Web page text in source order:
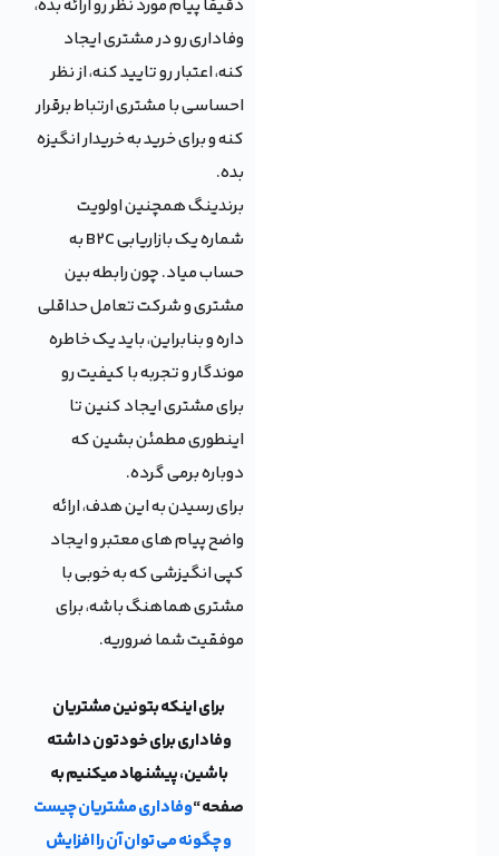
دقیقا پیام مورد نظر رو ارائه بده،
وفاداری رو در مشتری ایجاد
کنه، اعتبار رو تایید کنه، از نظر
احساسی با مشتری ارتباط برقرار
کنه و برای خرید به خریدار انگیزه
بده.
برندینگ همچنین اولویت
شماره یک بازاریابی B2C به
حساب میاد. چون رابطه بین
مشتری و شرکت تعامل حداقلی
داره و بنابراین، باید یک خاطره
موندگار و تجربه با کیفیت رو
برای مشتری ایجاد کنین تا
اینطوری مطمئن بشین که
دوباره برمی گرده.
برای رسیدن به این هدف، ارائه
واضح پیام های معتبر و ایجاد
کپی انگیزشی که به خوبی با
مشتری هماهنگ باشه، برای
موفقیت شما ضروریه.
برای اینکه بتونین مشتریان
وفاداری برای خودتون داشته
باشین، پیشنهاد میکنیم به
صفحه “وفاداری مشتریان چیست
و چگونه می توان آن را افزایش